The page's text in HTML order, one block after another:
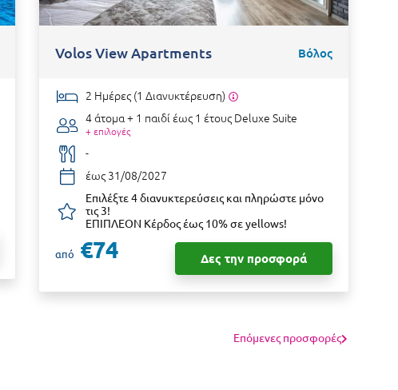
Volos View Apartments Βόλος
2 Ημέρες (1 Διανυκτέρευση)
4 άτομα + 1 παιδί έως 1 έτους Deluxe Suite
+ επιλογές
-
έως 31/08/2027
Επιλέξτε 4 διανυκτερεύσεις και πληρώστε μόνο
τις 3!
ΕΠΙΠΛΕΟΝ Κέρδος έως 10% σε yellows!
από €74 Δες την προσφορά
Επόμενες προσφορές